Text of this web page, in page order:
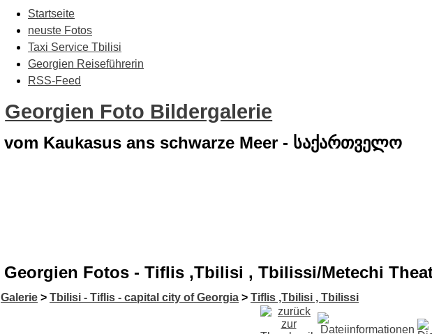
Startseite
neuste Fotos
Taxi Service Tbilisi
Georgien Reiseführerin
RSS-Feed
Georgien Foto Bildergalerie
vom Kaukasus ans schwarze Meer - საქართველო
Georgien Fotos - Tiflis ,Tbilisi , Tbilissi/Metechi
Galerie > Tbilisi - Tiflis - capital city of Georgia > Tiflis ,Tbilisi , Tbilissi